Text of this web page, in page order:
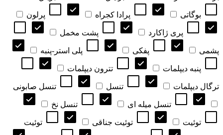
بوگاتی پرادا کجراه پرلون
پری ژاکارد پشت مخمل
پشمی پفکی پلی استر-پنبه
پنبه دیپلمات تترون دیپلمات
ترگال دیپلمات تنسل تنسل صابونی
تنسل میله ای تنسل نخ
توئیت توئیت جناقی توئیت